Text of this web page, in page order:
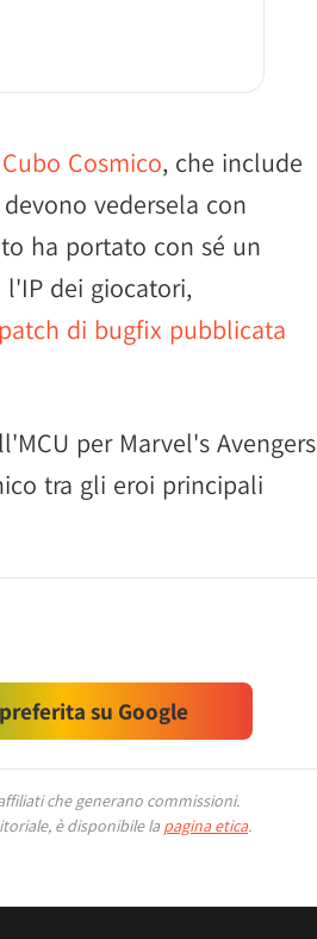
Cosmico, che include
vedersela con
ha portato con sé un
dei giocatori,
di bugfix pubblicata
per Marvel's Avengers
tra gli eroi principali
su Google
che generano commissioni.
è disponibile la pagina etica.